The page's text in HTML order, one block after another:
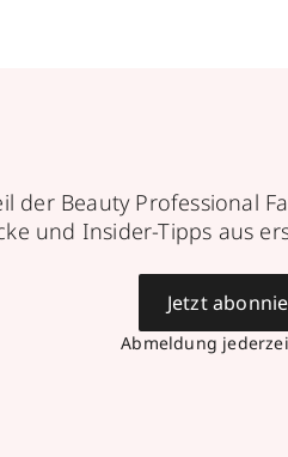
der Beauty Professional
und Insider-Tipps aus
Abmeldung
Jetzt